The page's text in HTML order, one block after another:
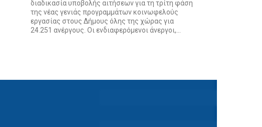
διαδικασία υποβολής αιτήσεων για τη τρίτη φάση
της νέας γενιάς προγραμμάτων κοινωφελούς
εργασίας στους Δήμους όλης της χώρας για
24.251 ανέργους. Οι ενδιαφερόμενοι άνεργοι,...